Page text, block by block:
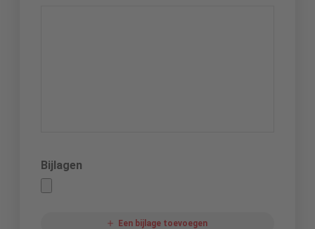
Bijlagen
Een bijlage toevoegen